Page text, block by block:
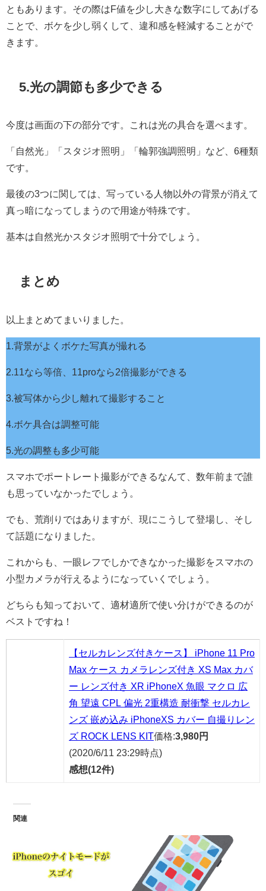
ともあります。その際はF値を少し大きな数字にしてあげる
ことで、ボケを少し弱くして、違和感を軽減することがで
きます。
5.光の調節も多少できる
今度は画面の下の部分です。これは光の具合を選べます。
「自然光」「スタジオ照明」「輪郭強調照明」など、6種類
です。
最後の3つに関しては、写っている人物以外の背景が消えて
真っ暗になってしまうので用途が特殊です。
基本は自然光かスタジオ照明で十分でしょう。
まとめ
以上まとめてまいりました。
1.背景がよくボケた写真が撮れる
2.11なら等倍、11proなら2倍撮影ができる
3.被写体から少し離れて撮影すること
4.ボケ具合は調整可能
5.光の調整も多少可能
スマホでポートレート撮影ができるなんて、数年前まで誰
も思っていなかったでしょう。
でも、荒削りではありますが、現にこうして登場し、そし
て話題になりました。
これからも、一眼レフでしかできなかった撮影をスマホの
小型カメラが行えるようになっていくでしょう。
どちらも知っておいて、適材適所で使い分けができるのが
ベストですね！
【セルカレンズ付きケース】 iPhone 11 Pro
Max ケース カメラレンズ付き XS Max カバ
ー レンズ付き XR iPhoneX 魚眼 マクロ 広
角 望遠 CPL 偏光 2重構造 耐衝撃 セルカレ
ンズ 嵌め込み iPhoneXS カバー 自撮りレン
ズ ROCK LENS KIT価格:3,980円
(2020/6/11 23:29時点)
感想(12件)
関連